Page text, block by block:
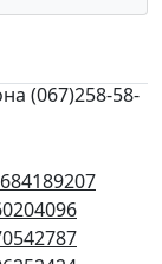
(067)258-58-